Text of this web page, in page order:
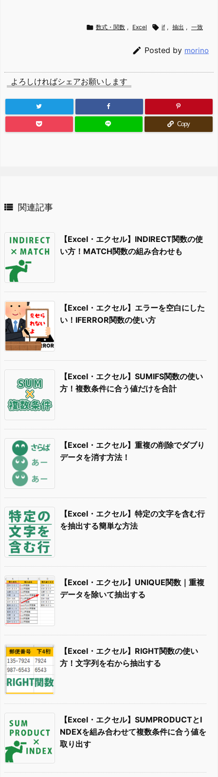
 数式・関数 , Excel  if , 抽出 , 一致
 Posted by morino
よろしければシェアお願いします
Copy
 関連記事
【Excel・エクセル】INDIRECT関数の使
い方！MATCH関数の組み合わせも
【Excel・エクセル】エラーを空白にした
い！IFERROR関数の使い方
【Excel・エクセル】SUMIFS関数の使い
方！複数条件に合う値だけを合計
【Excel・エクセル】重複の削除でダブり
データを消す方法！
【Excel・エクセル】特定の文字を含む行
を抽出する簡単な方法
【Excel・エクセル】UNIQUE関数｜重複
データを除いて抽出する
【Excel・エクセル】RIGHT関数の使い
方！文字列を右から抽出する
【Excel・エクセル】SUMPRODUCTとI
NDEXを組み合わせて複数条件に合う値を
取り出す